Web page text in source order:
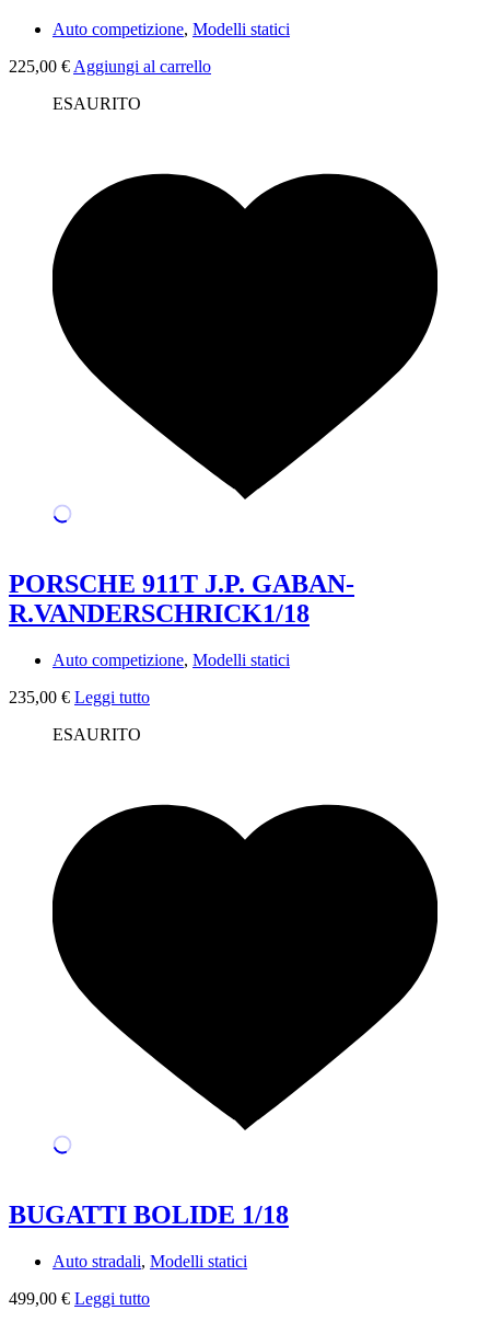
Auto competizione, Modelli statici
225,00 € Aggiungi al carrello
ESAURITO
PORSCHE 911T J.P. GABAN-
R.VANDERSCHRICK1/18
Auto competizione, Modelli statici
235,00 € Leggi tutto
ESAURITO
BUGATTI BOLIDE 1/18
Auto stradali, Modelli statici
499,00 € Leggi tutto